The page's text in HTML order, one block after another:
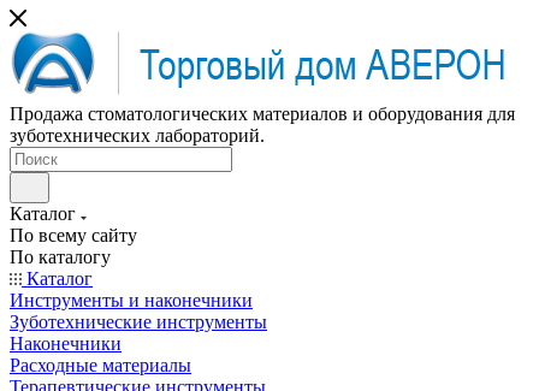
Продажа стоматологических материалов и оборудования для
зуботехнических лабораторий.
Каталог
По всему сайту
По каталогу
Каталог
Инструменты и наконечники
Зуботехнические инструменты
Наконечники
Расходные материалы
Терапевтические инструменты